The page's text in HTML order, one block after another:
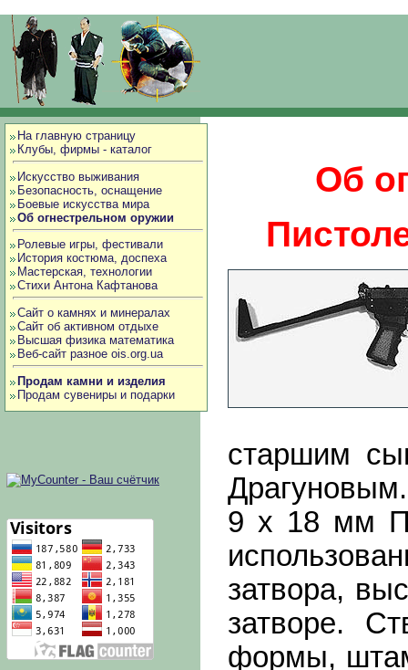
На главную страницу
Клубы, фирмы - каталог
Искусство выживания
Безопасность, оснащение
Боевые искусства мира
Об огнестрельном оружии
Ролевые игры, фестивали
История костюма, доспеха
Мастерская, технологии
Стихи Антона Кафтанова
Сайт о камнях и минералах
Сайт об активном отдыхе
Высшая физика математика
Веб-сайт разное ois.org.ua
Продам камни и изделия
Продам сувениры и подарки
Об
старшим
9 х 18 мм
затвора,
затворе.
формы,